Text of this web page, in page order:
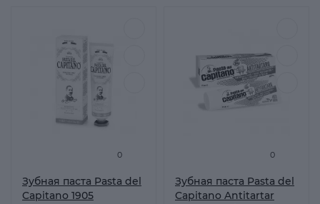
0
Зубная паста Pasta del
Capitano 1905
0
Зубная паста Pasta del
Capitano Antitartar